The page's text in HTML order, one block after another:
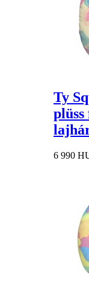
Ty
6 990